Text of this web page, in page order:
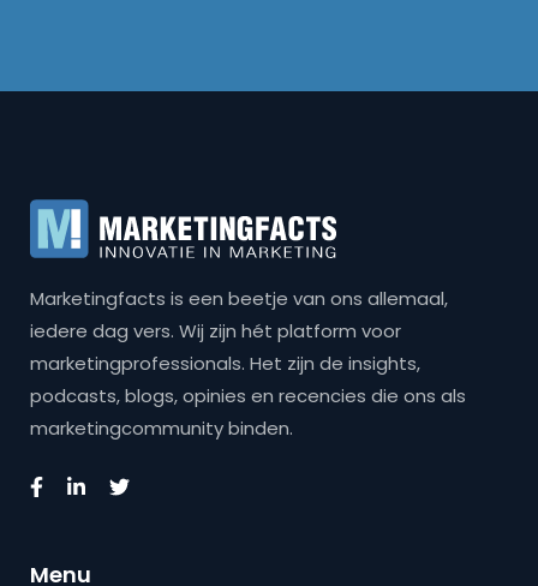
Marketingfacts is een beetje van ons allemaal,
iedere dag vers. Wij zijn hét platform voor
marketingprofessionals. Het zijn de insights,
podcasts, blogs, opinies en recencies die ons als
marketingcommunity binden.
Menu